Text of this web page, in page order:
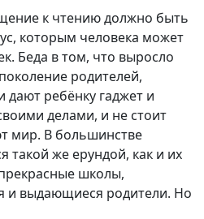
к чтению должно быть
которым человека может
Беда в том, что выросло
родителей,
ребёнку гаджет и
делами, и не стоит
мир. В большинстве
такой же ерундой, как и их
школы,
и выдающиеся родители. Но